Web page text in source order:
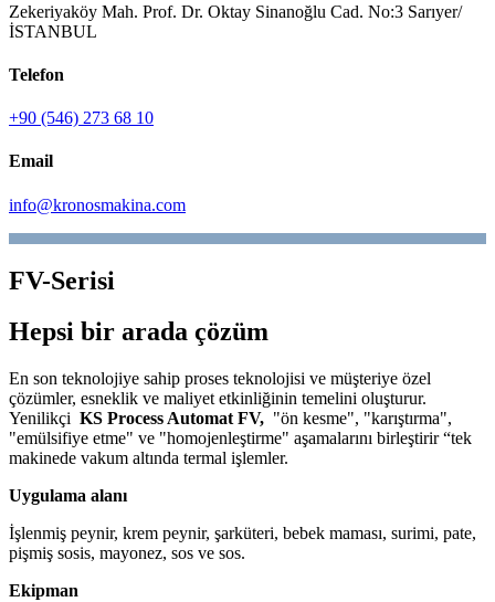
Zekeriyaköy Mah. Prof. Dr. Oktay Sinanoğlu Cad. No:3 Sarıyer/
İSTANBUL
Telefon
+90 (546) 273 68 10
Email
info@kronosmakina.com
FV-Serisi
Hepsi bir arada çözüm
En son teknolojiye sahip proses teknolojisi ve müşteriye özel
çözümler, esneklik ve maliyet etkinliğinin temelini oluşturur.
Yenilikçi KS Process Automat FV, "ön kesme", "karıştırma",
"emülsifiye etme" ve "homojenleştirme" aşamalarını birleştirir “tek
makinede vakum altında termal işlemler.
Uygulama alanı
İşlenmiş peynir, krem ​​peynir, şarküteri, bebek maması, surimi, pate,
pişmiş sosis, mayonez, sos ve sos.
Ekipman